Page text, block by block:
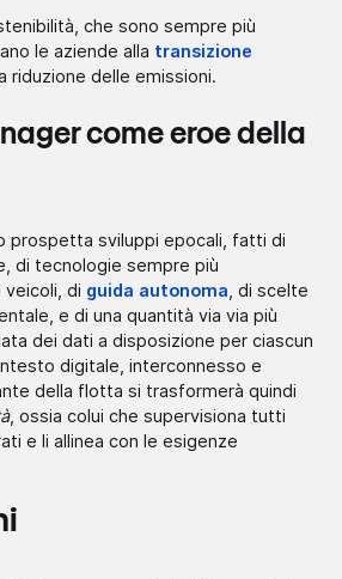
che sono sempre più
le aziende alla transizione
riduzione delle emissioni.
come eroe della
prospetta sviluppi epocali, fatti di
di tecnologie sempre più
veicoli, di guida autonoma , di scelte
e di una quantità via via più
dei dati a disposizione per ciascun
digitale, interconnesso e
della flotta si trasformerà quindi
, ossia colui che supervisiona tutti
e li allinea con le esigenze